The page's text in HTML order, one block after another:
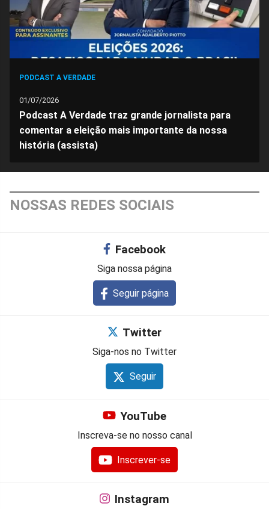
PODCAST A VERDADE
01/07/2026
Podcast A Verdade traz grande jornalista para
comentar a eleição mais importante da nossa
história (assista)
NOSSAS REDES SOCIAIS
Facebook
Siga nossa página
Seguir página
Twitter
Siga-nos no Twitter
Seguir
YouTube
Inscreva-se no nosso canal
Inscrever-se
Instagram